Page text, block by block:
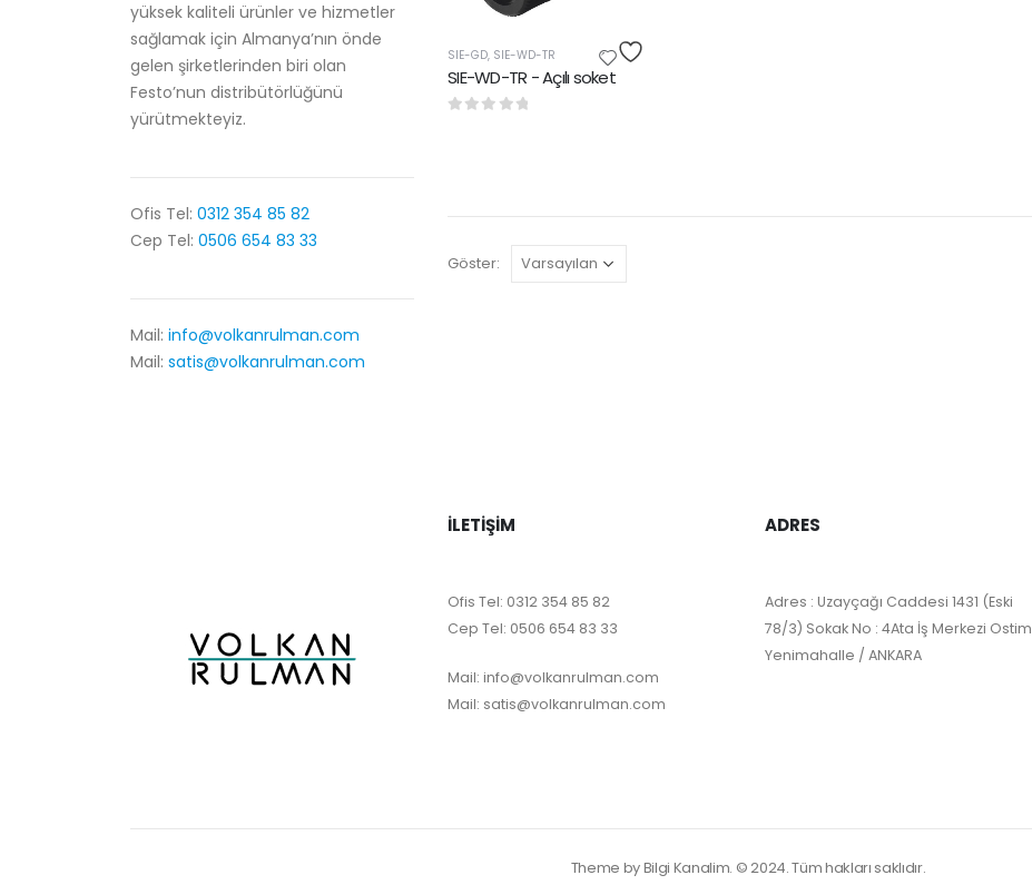
SIE-GD, SIE-WD-TR
SIE-WD-TR - Açılı soket
Göster:
yüksek kaliteli ürünler ve hizmetler
sağlamak için Almanya’nın önde
gelen şirketlerinden biri olan
Festo’nun distribütörlüğünü
yürütmekteyiz.
Ofis Tel: 0312 354 85 82
Cep Tel: 0506 654 83 33
Mail: info@volkanrulman.com
Mail: satis@volkanrulman.com
İLETIŞIM
Ofis Tel: 0312 354 85 82
Cep Tel: 0506 654 83 33
Mail: info@volkanrulman.com
Mail: satis@volkanrulman.com
ADRES
Adres : Uzayçağı Caddesi 1431 (Eski
78/3) Sokak No : 4Ata İş Merkezi Ostim
Yenimahalle / ANKARA
Theme by Bilgi Kanalim. © 2024. Tüm hakları saklıdır.